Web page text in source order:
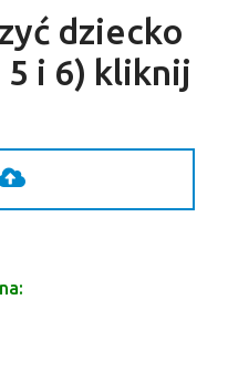
dziecko
5 i 6) kliknij